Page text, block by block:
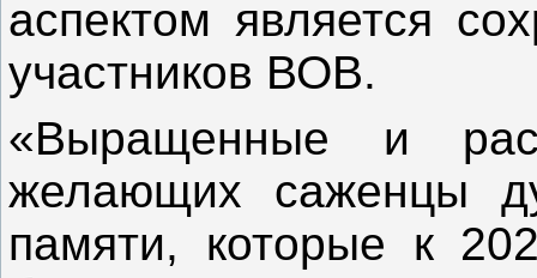
аспектом является
участников ВОВ.
«Выращенные и
желающих саженцы
памяти, которые к